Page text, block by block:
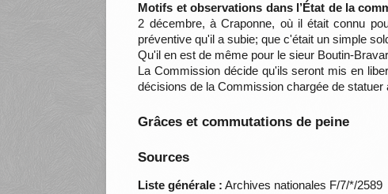
Motifs et observations dans l’État de la
2 décembre, à Craponne, où il était connu
préventive qu'il a subie; que c'était un simple
Qu'il en est de même pour le sieur Boutin-
La Commission décide qu'ils seront mis en
décisions de la Commission chargée de
Grâces et commutations de peine
Sources
Liste générale : Archives nationales F/7/*/2589